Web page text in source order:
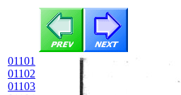
01101
01102
01103